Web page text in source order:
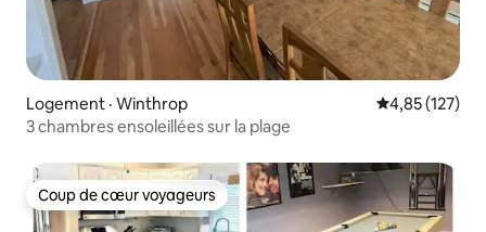
Logement · Winthrop Note
4,85 (127)
3 chambres ensoleillées sur la plage
Coup de cœur voyageurs
Coup de cœur voyageurs